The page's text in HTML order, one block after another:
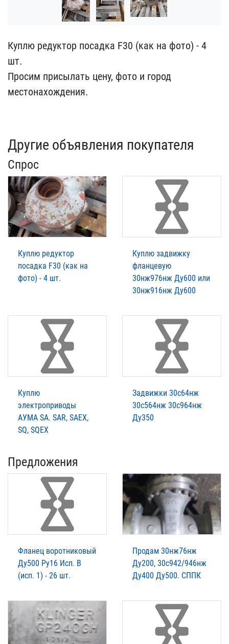
Куплю редуктор посадка F​30 (как на фото) - 4
шт.​
Просим присылать цену, ​фото и город
местонахожд​ения.
Другие объявления покупателя
Спрос
Куплю редуктор
посадка F30 (как на
фото) - 4 шт.
Куплю задвижку
фланцевую
30нж976нж Ду600 или
30нж916нж Ду600
Куплю
электроприводы
АУМА SA. SAR, SAEX,
SQ, SQEX
Задвижки 30с64нж
30с564нж 30с964нж
Ду350
Предложения
Фланец воротниковый
Ду500 Ру16 Исп. В
(исп. 1) - 26 шт.
Продам 30нж76нж
Ду200, 30с942/946нж
Ду400 Ду500. СППК